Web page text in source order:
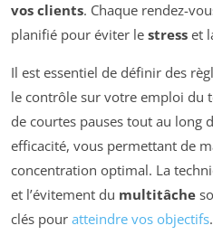
vos clients. Chaque rendez-
planifié pour éviter le stress et
Il est essentiel de définir des
le contrôle sur votre emploi du
de courtes pauses tout au long
efficacité, vous permettant de
concentration optimal. La
et l’évitement du multitâche
clés pour atteindre vos objectifs.